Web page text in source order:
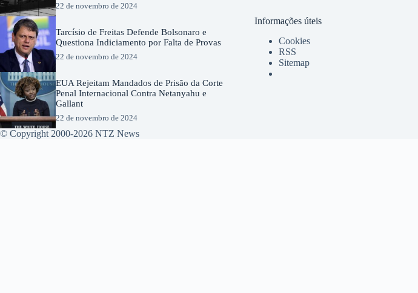
22 de novembro de 2024
Tarcísio de Freitas Defende Bolsonaro e
Questiona Indiciamento por Falta de Provas
22 de novembro de 2024
EUA Rejeitam Mandados de Prisão da Corte
Penal Internacional Contra Netanyahu e
Gallant
22 de novembro de 2024
Informações úteis
Cookies
RSS
Sitemap
© Copyright 2000-2026 NTZ News